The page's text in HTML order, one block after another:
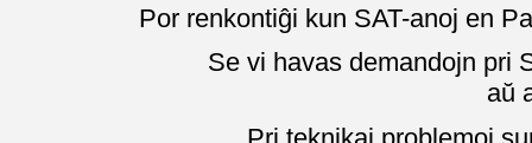
Por renkontiĝi kun SAT-anoj en
Se vi havas demandojn pri
aŭ